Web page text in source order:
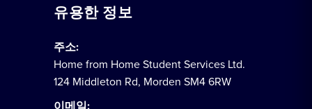
유용한 정보
주소:
Home from Home Student Services Ltd.
124 Middleton Rd, Morden SM4 6RW
이메일: